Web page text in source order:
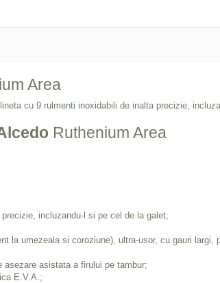
Area
cu 9 rulmenti inoxidabili de inalta precizie,
Ruthenium Area
incluzandu-l si pe cel de la galet;
la umezeala si coroziune), ultra-usor, cu gauri largi,
asistata a firului pe tambur;
E.V.A.;